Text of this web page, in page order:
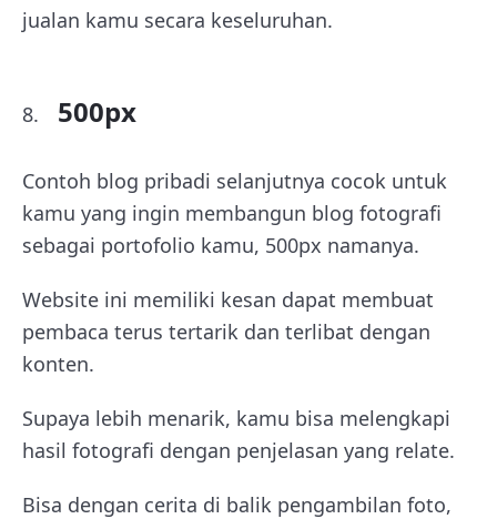
jualan kamu secara keseluruhan.
500px
Contoh blog pribadi selanjutnya cocok untuk
kamu yang ingin membangun blog fotografi
sebagai portofolio kamu, 500px namanya.
Website ini memiliki kesan dapat membuat
pembaca terus tertarik dan terlibat dengan
konten.
Supaya lebih menarik, kamu bisa melengkapi
hasil fotografi dengan penjelasan yang relate.
Bisa dengan cerita di balik pengambilan foto,